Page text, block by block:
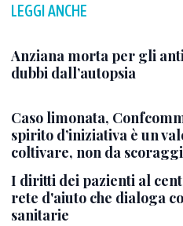
LEGGI ANCHE
Anziana morta per gli
dubbi dall’autopsia
Caso limonata,
spirito d’iniziativa è un
coltivare, non da
I diritti dei pazienti al
rete d'aiuto che dialoga
sanitarie